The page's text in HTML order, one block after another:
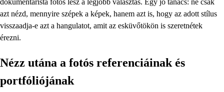
dokumentarista fotós lesz a legjobb választás. Egy jó tanács: ne csak
azt nézd, mennyire szépek a képek, hanem azt is, hogy az adott stílus
visszaadja-e azt a hangulatot, amit az esküvőtökön is szeretnétek
érezni.
Nézz utána a fotós referenciáinak és
portfóliójának